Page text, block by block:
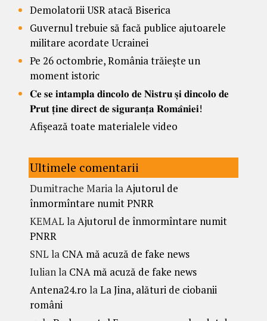
Demolatorii USR atacă Biserica
Guvernul trebuie să facă publice ajutoarele
militare acordate Ucrainei
Pe 26 octombrie, România trăiește un
moment istoric
𝐂𝐞 𝐬𝐞 𝐢𝐧𝐭𝐚𝐦𝐩𝐥𝐚 𝐝𝐢𝐧𝐜𝐨𝐥𝐨 𝐝𝐞 𝐍𝐢𝐬𝐭𝐫𝐮 𝐬̦𝐢 𝐝𝐢𝐧𝐜𝐨𝐥𝐨 𝐝𝐞
𝐏𝐫𝐮𝐭 𝐭̦𝐢𝐧𝐞 𝐝𝐢𝐫𝐞𝐜𝐭 𝐝𝐞 𝐬𝐢𝐠𝐮𝐫𝐚𝐧𝐭̦𝐚 𝐑𝐨𝐦𝐚̂𝐧𝐢𝐞𝐢!
Afișează toate materialele video
Ultimele comentarii
Dumitrache MarialaAjutorul de
înmormîntare numit PNRR
KEMAL laAjutorul de înmormîntare numit
PNRR
SNL la CNA mă acuză de fake news
Iulianla CNA mă acuză de fake news
Antena24.ro laLa Jina, alături de ciobanii
români